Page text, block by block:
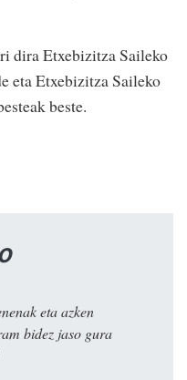
dira Etxebizitza Saileko
eta Etxebizitza Saileko
beste.
eta azken
bidez jaso gura